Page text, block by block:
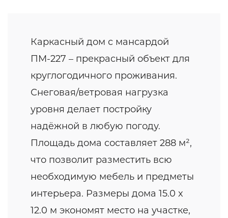
Каркасный дом с мансардой
ПМ-227 – прекрасный объект для
круглогодичного проживания.
Снеговая/ветровая нагрузка
уровня делает постройку
надёжной в любую погоду.
Площадь дома составляет 288 м²,
что позволит разместить всю
необходимую мебель и предметы
интерьера. Размеры дома 15.0 x
12.0 м экономят место на участке,